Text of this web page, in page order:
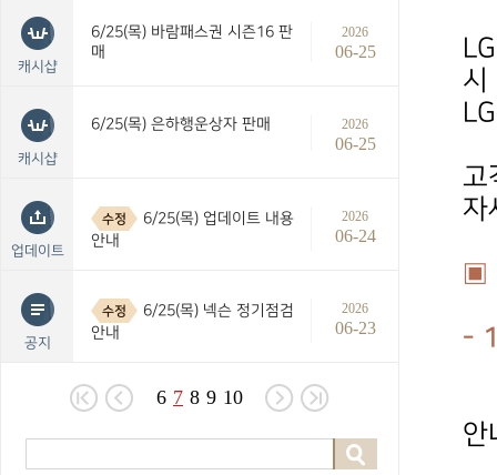
캐시샵
6/25(목) 바람패스권 시즌16 판
매
2026
06-25
캐시샵
6/25(목) 은하행운상자 판매 2026
06-25
업데이트
수정
6/25(목) 업데이트 내용
안내
2026
06-24
공지
수정
6/25(목) 넥슨 정기점검
안내
2026
06-23
6 7 8 9 10
시
고
자
▣
-
안